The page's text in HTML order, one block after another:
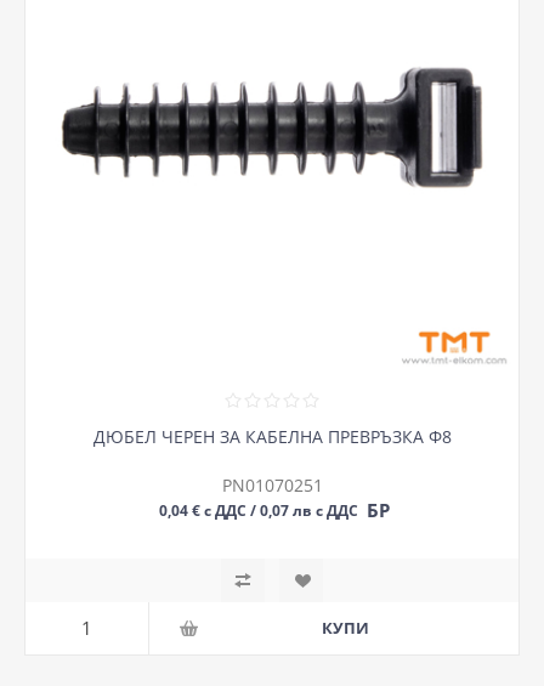
ДЮБЕЛ ЧЕРЕН ЗА КАБЕЛНА ПРЕВРЪЗКА Ф8
PN01070251
0,04 € с ДДС / 0,07 лв с ДДС БР